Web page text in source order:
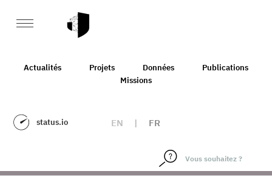
Actualités Projets Données
Publications
Missions
status.io EN | FR